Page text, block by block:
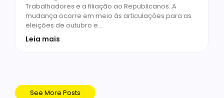
Trabalhadores e a filiação ao Republicanos. A
mudança ocorre em meio às articulações para as
eleições de outubro e…
Leia mais
See More Posts